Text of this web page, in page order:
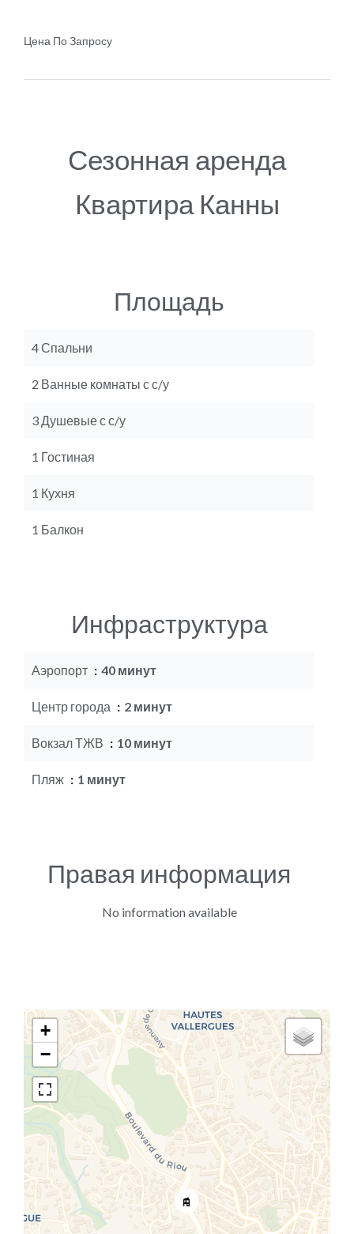
Цена По Запросу
Сезонная аренда
Квартира Канны
Площадь
4 Спальни
2 Ванные комнаты с с/у
3 Душевые с с/у
1 Гостиная
1 Кухня
1 Балкон
Инфраструктура
Аэропорт 40 минут
Центр города 2 минут
Вокзал ТЖВ 10 минут
Пляж 1 минут
Правая информация
No information available
+
−